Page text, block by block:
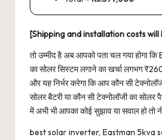
[Shipping and installation costs
तो उम्मीद है अब आपको पता चल गया होगा
का सोलर सिस्टम लगाने का खर्चा लगभग
और यह निर्भर करेगा कि आप कौन सी
सोलर बैटरी या कौन सी टेक्नोलॉजी का
में अभी भी आपका कोई सुझाव या सवाल हो
best solar inverter, Eastman 5kva